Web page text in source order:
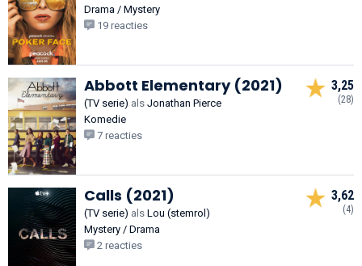
Drama / Mystery
19 reacties
Abbott Elementary (2021)
(TV serie) als Jonathan Pierce
Komedie
7 reacties
3,25
(28)
Calls (2021)
(TV serie) als Lou (stemrol)
Mystery / Drama
2 reacties
3,62
(4)